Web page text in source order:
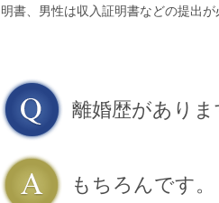
明書、男性は収入証明書などの提出が
離婚歴があり
もちろんです。